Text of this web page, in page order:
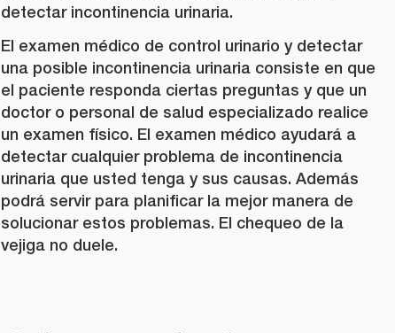
detectar incontinencia urinaria.
El examen médico de control urinario y detectar
una posible incontinencia urinaria consiste en que
el paciente responda ciertas preguntas y que un
doctor o personal de salud especializado realice
un examen físico. El examen médico ayudará a
detectar cualquier problema de incontinencia
urinaria que usted tenga y sus causas. Además
podrá servir para planificar la mejor manera de
solucionar estos problemas. El chequeo de la
vejiga no duele.